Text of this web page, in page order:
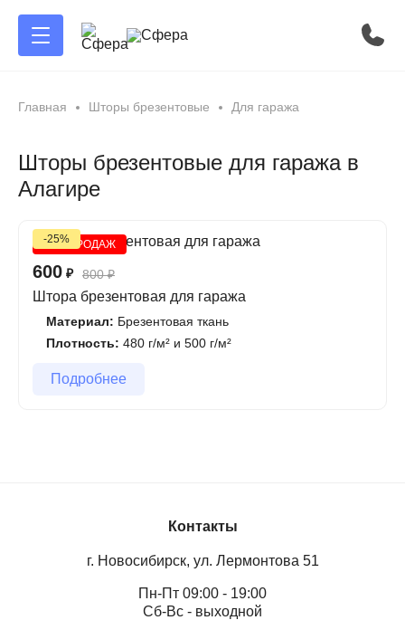
Главная Шторы брезентовые Для гаража
Шторы брезентовые для гаража в
Алагире
ХИТ ПРОДАЖ
-25%
600 ₽ 800₽
Штора брезентовая для гаража
Материал: Брезентовая ткань
Плотность: 480 г/м² и 500 г/м²
Подробнее
Контакты
г. Новосибирск, ул. Лермонтова 51
Пн-Пт 09:00 - 19:00
Сб-Вс - выходной